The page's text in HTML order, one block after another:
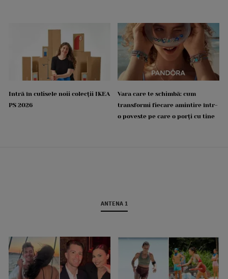
Intră în culisele noii colecții IKEA
PS 2026
Vara care te schimbă: cum
transformi fiecare amintire într-
o poveste pe care o porți cu tine
ANTENA 1